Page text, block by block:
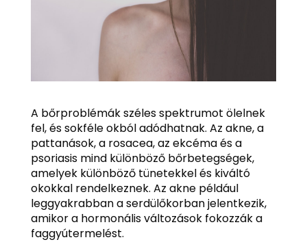
A bőrproblémák széles spektrumot ölelnek
fel, és sokféle okból adódhatnak. Az akne, a
pattanások, a rosacea, az ekcéma és a
psoriasis mind különböző bőrbetegségek,
amelyek különböző tünetekkel és kiváltó
okokkal rendelkeznek. Az akne például
leggyakrabban a serdülőkorban jelentkezik,
amikor a hormonális változások fokozzák a
faggyútermelést.